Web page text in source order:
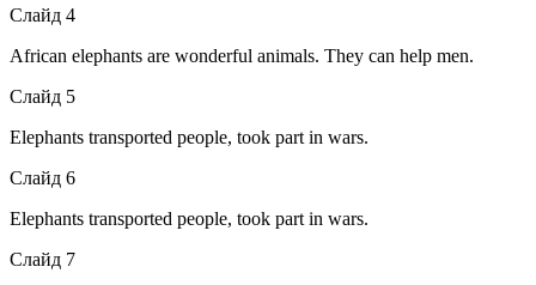
Слайд 4
African elephants are wonderful animals. They can help men.
Слайд 5
Elephants transported people, took part in wars.
Слайд 6
Elephants transported people, took part in wars.
Слайд 7